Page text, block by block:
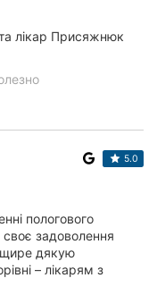
лікар Присяжнюк
5.0
пологового
задоволення
щире дякую
– лікарям з